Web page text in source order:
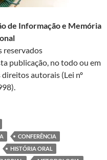
de Informação e Memória
reservados
publicação, no todo ou em
autorais (Lei nº
CONFERÊNCIA
HISTÓRIA ORAL